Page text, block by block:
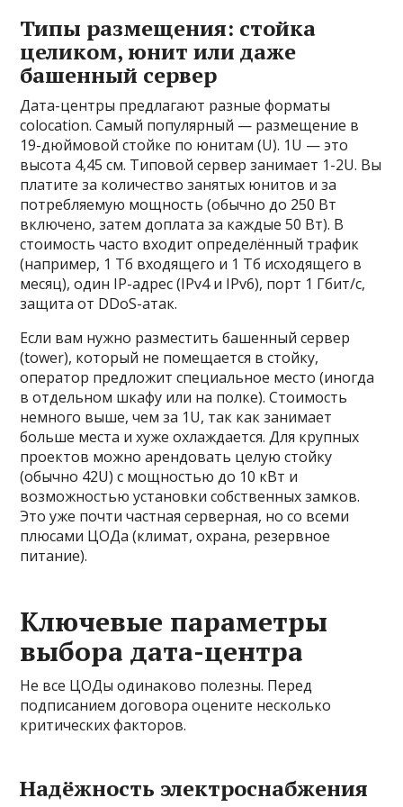
Типы размещения: стойка
целиком, юнит или даже
башенный сервер
Дата-центры предлагают разные форматы
colocation. Самый популярный — размещение в
19-дюймовой стойке по юнитам (U). 1U — это
высота 4,45 см. Типовой сервер занимает 1-2U. Вы
платите за количество занятых юнитов и за
потребляемую мощность (обычно до 250 Вт
включено, затем доплата за каждые 50 Вт). В
стоимость часто входит определённый трафик
(например, 1 Тб входящего и 1 Тб исходящего в
месяц), один IP-адрес (IPv4 и IPv6), порт 1 Гбит/с,
защита от DDoS-атак.
Если вам нужно разместить башенный сервер
(tower), который не помещается в стойку,
оператор предложит специальное место (иногда
в отдельном шкафу или на полке). Стоимость
немного выше, чем за 1U, так как занимает
больше места и хуже охлаждается. Для крупных
проектов можно арендовать целую стойку
(обычно 42U) с мощностью до 10 кВт и
возможностью установки собственных замков.
Это уже почти частная серверная, но со всеми
плюсами ЦОДа (климат, охрана, резервное
питание).
Ключевые параметры
выбора дата-центра
Не все ЦОДы одинаково полезны. Перед
подписанием договора оцените несколько
критических факторов.
Надёжность электроснабжения